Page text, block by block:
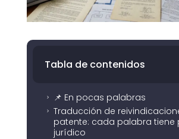
Tabla de contenidos
5 📌 En pocas palabras
5
Traducción de
patente: cada palabra tiene
jurídico